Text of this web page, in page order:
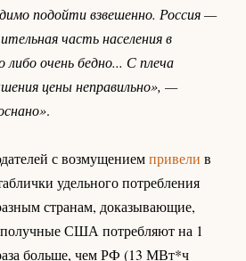
подойти взвешенно. Россия —
часть населения в
очень бедно... С плеча
цены неправильно», —
.
с возмущениемпривели в
удельного потребления
странам, доказывающие,
США потребляют на 1
больше, чем РФ (13 МВт*ч